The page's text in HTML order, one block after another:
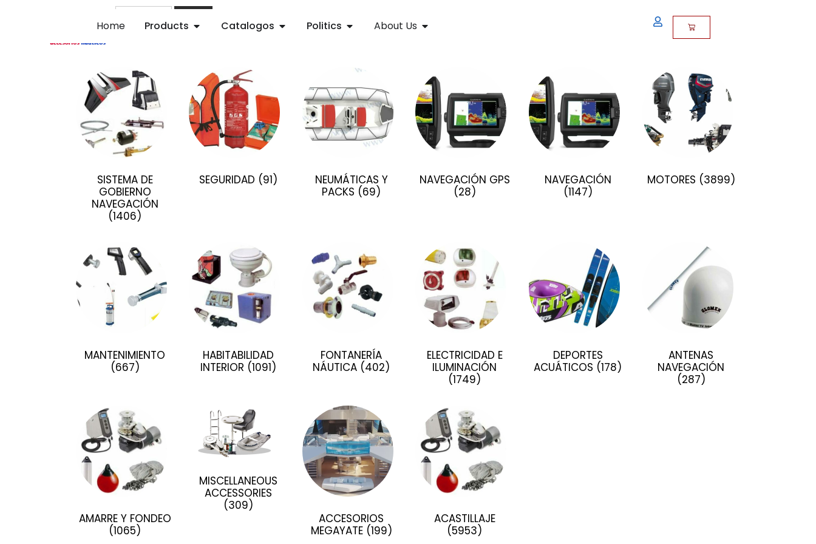
Home Products Catalogos Politics About Us
SISTEMA DE
GOBIERNO
NAVEGACIÓN
(1406)
SEGURIDAD (91)
NEUMÁTICAS Y
PACKS (69)
NAVEGACIÓN GPS
(28)
NAVEGACIÓN
(1147)
MOTORES (3899)
MANTENIMIENTO
(667)
HABITABILIDAD
INTERIOR (1091)
FONTANERÍA
NÁUTICA (402)
ELECTRICIDAD E
ILUMINACIÓN
(1749)
DEPORTES
ACUÁTICOS (178)
ANTENAS
NAVEGACIÓN
(287)
AMARRE Y FONDEO
(1065)
MISCELLANEOUS
ACCESSORIES
(309)
ACCESORIOS
MEGAYATE (199)
ACASTILLAJE
(5953)